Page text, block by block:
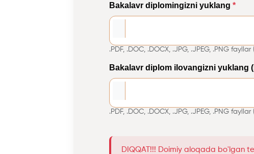
Bakalavr diplomingizni yuklang *
.PDF, .DOC, .DOCX, .JPG, .JPEG, .PNG
Bakalavr diplom ilovangizni yuklang
.PDF, .DOC, .DOCX, .JPG, .JPEG, .PNG
DIQQAT!!! Doimiy aloqada bo'lgan